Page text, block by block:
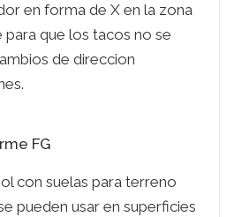
en forma de X en la zona
para que los tacos no se
de direccion
FG
con suelas para terreno
pueden usar en superficies